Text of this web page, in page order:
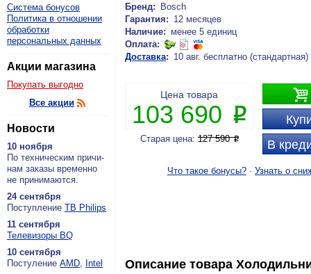
Система бонусов
Политика в отношении
обработки
персональных данных
Акции магазина
Покупать выгодно
Все акции
Новости
10 ноября
По тех­ни­че­ским при­чи­
нам за­ка­зы вре­мен­но
не при­ни­ма­ют­ся.
24 сентября
По­ступ­ле­ние ТВ Philips
11 сентября
Теле­ви­зо­ры BQ
10 сентября
По­сту­ле­ние AMD, Intel
Бренд:
Bosch
Гарантия: 12 месяцев
Наличие: менее 5 единиц
Оплата:
Доставка: 10 авг. бесплатно (стандартная)

В
Цена товара
103 690 P
Старая цена: 127 590P
Что такое бонусы? · Узнать о
Описание товара